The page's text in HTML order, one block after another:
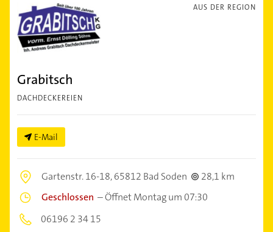
AUS DER REGION
Grabitsch
DACHDECKEREIEN
E-Mail
Gartenstr. 16-18,65812 Bad Soden
28,1 km
Geschlossen –Öffnet Montag um 07:30
06196 2 34 15